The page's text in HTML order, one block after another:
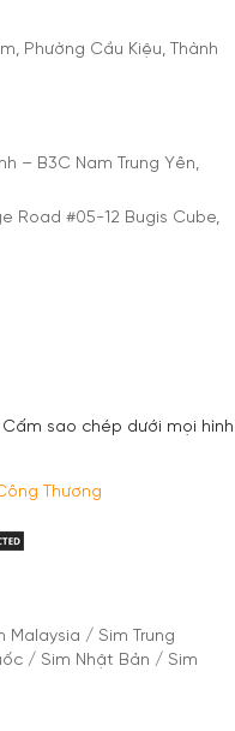
Phường Cầu Kiệu, Thành
– B3C Nam Trung Yên,
Road #05-12 Bugis Cube,
sao chép dưới mọi hình
Malaysia / Sim Trung
/ Sim Nhật Bản / Sim